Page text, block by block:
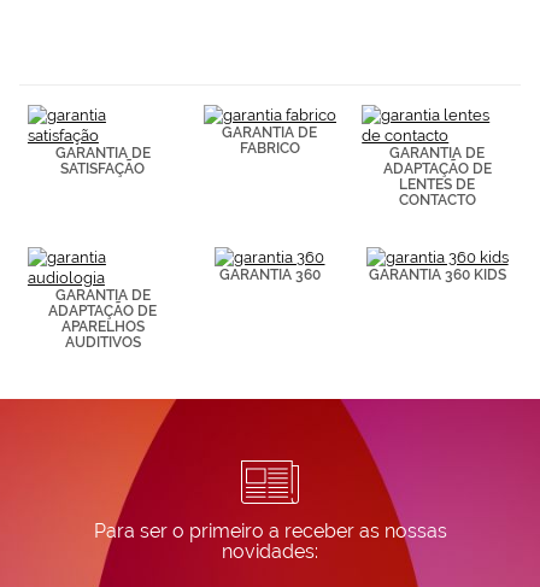
Puedes
consultar más
información en
nuestra
GARANTIA DE
SATISFAÇÃO
GARANTIA DE
FABRICO
GARANTIA DE
ADAPTAÇÃO DE
LENTES DE
CONTACTO
GARANTIA DE
ADAPTAÇÃO DE
APARELHOS
AUDITIVOS
GARANTIA 360 GARANTIA 360 KIDS
Para ser o primeiro a receber as nossas
novidades: